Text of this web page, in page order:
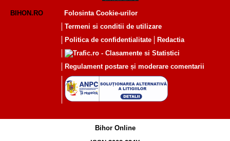
BIHON.RO
Folosinta Cookie-urilor
Termeni si conditii de utilizare
Politica de confidentialitate
Redactia
Regulament postare și moderare comentarii
Bihor Online